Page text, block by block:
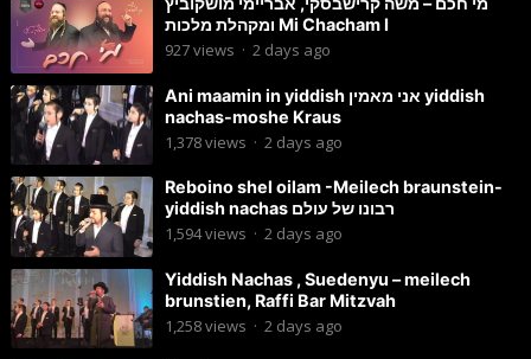
ומקהלת מלכות Mi Chacham I
927views · 2 days ago
Ani maamin in yiddish אני מאמין yiddish
nachas-moshe Kraus
1,378views · 2 days ago
Reboino shel oilam -Meilech braunstein-
yiddish nachas רבונו של עולם
1,594views · 2 days ago
Yiddish Nachas , Suedenyu – meilech
brunstien, Raffi Bar Mitzvah
1,258views · 2 days ago